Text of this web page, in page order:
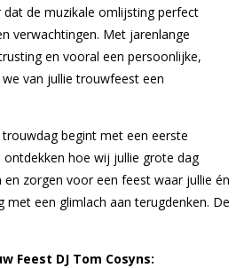
de muzikale omlijsting perfect
verwachtingen. Met jarenlange
en vooral een persoonlijke,
van jullie trouwfeest een
begint met een eerste
ontdekken hoe wij jullie grote dag
en zorgen voor een feest waar jullie én
met een glimlach aan terugdenken. De
Feest DJ Tom Cosyns: